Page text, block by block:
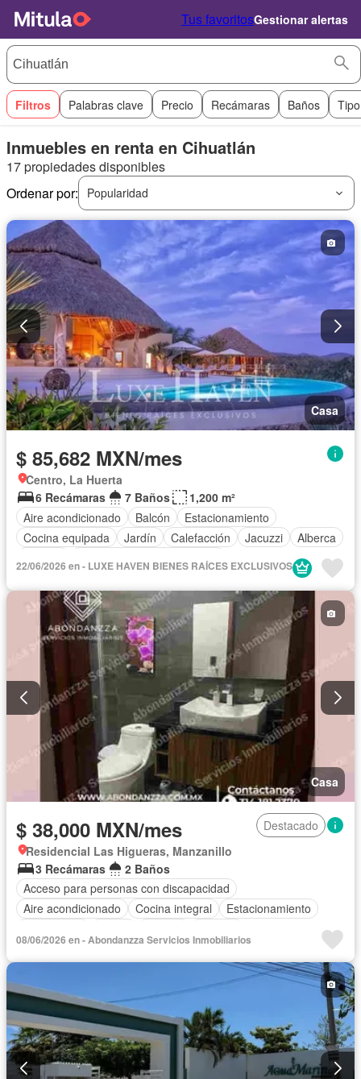
Tus favoritosGestionar alertas
Filtros Palabras clave Precio Recámaras Baños
Inmuebles en renta en Cihuatlán
17 propiedades disponibles
Ordenar por:
Popularidad
Casa
$ 85,682 MXN/mes
Centro, La Huerta
6 Recámaras
7 Baños
1,200 m²
Aire acondicionado
Balcón
Estacionamiento
Cocina equipada
Jardín Calefacción Jacuzzi
Alberca
Completamente amueblado
22/06/2026 en - LUXE HAVEN BIENES RAÍCES EXCLUSIVOS
Casa
$ 38,000 MXN/mes
Destacado
Residencial Las Higueras, Manzanillo
3 Recámaras
2 Baños
Acceso para personas con discapacidad
Aire acondicionado
Cocina integral
Estacionamiento
Cuarto de servicio
Cocina equipada Internet
Recámara con closet
Conserje
Wifi
Solo familias
Permite niños
Parcialmente amueblado
08/06/2026 en - Abondanzza Servicios Inmobiliarios